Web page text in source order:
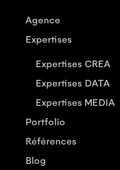
Agence
Expertises
Expertises CREA
Expertises DATA
Expertises MEDIA
Portfolio
Références
Blog